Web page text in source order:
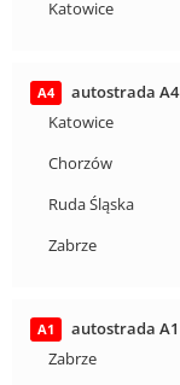
Katowice
A4
autostrada A4
Katowice
Chorzów
Ruda Śląska
Zabrze
A1
autostrada A1
Zabrze